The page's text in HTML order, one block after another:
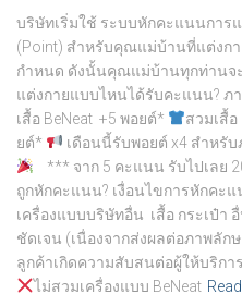
บริษัทเริ่มใช้ ระบบหักคะแนนการ
(Point) สำหรับคุณแม่บ้านที่แต่งก
กำหนด ดังนั้นคุณแม่บ้านทุกท่านจ
แต่งกายแบบไหนได้รับคะแนน? ภ
เสื้อ BeNeat +5 พอยต์*
สวมเสื้อ
ยต์*
เดือนนี้รับพอยต์ x4 สำหรั
*** จาก 5 คะแนน รับไปเลย
ถูกหักคะแนน? เงื่อนไขการหักคะ
เครื่องแบบบริษัทอื่น เสื้อ กระเป๋
ชัดเจน (เนื่องจากส่งผลต่อภาพลั
ลูกค้าเกิดความสับสนต่อผู้ให้บริก
ไม่สวมเครื่องแบบ BeNeat